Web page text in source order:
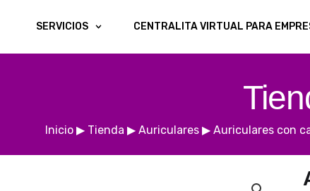
SERVICIOS CENTRALITA VIRTUAL PARA
Inicio▶ Tienda ▶ Auriculares▶ Auriculares con